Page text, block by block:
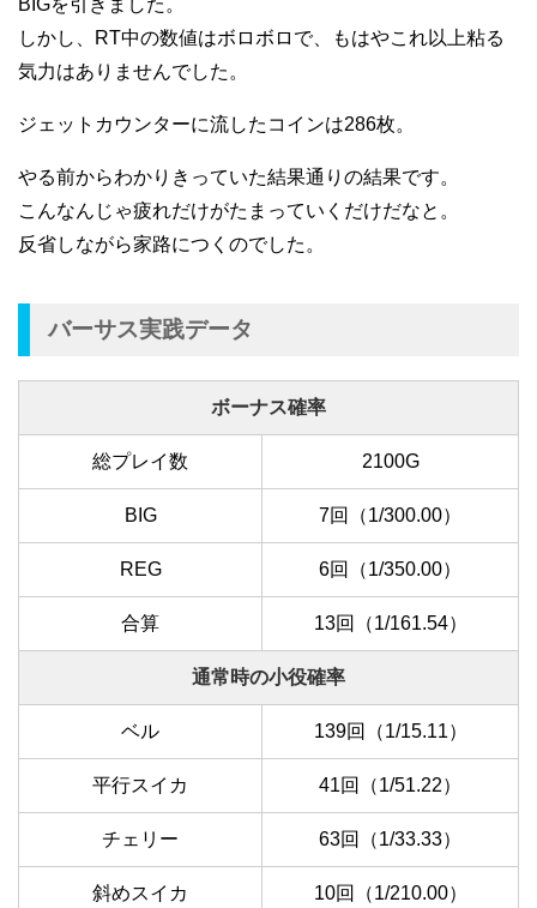
しかし、RT中の数値はボロボロで、もはやこれ以上粘る
気力はありませんでした。
ジェットカウンターに流したコインは286枚。
やる前からわかりきっていた結果通りの結果です。
こんなんじゃ疲れだけがたまっていくだけだなと。
反省しながら家路につくのでした。
バーサス実践データ
ボーナス確率
総プレイ数 2100G
BIG 7回（1/300.00）
REG 6回（1/350.00）
合算 13回（1/161.54）
通常時の小役確率
ベル 139回（1/15.11）
平行スイカ 41回（1/51.22）
チェリー 63回（1/33.33）
斜めスイカ 10回（1/210.00）